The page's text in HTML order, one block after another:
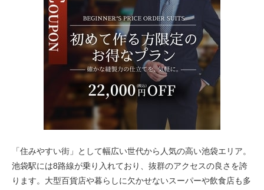
「住みやすい街」として幅広い世代から人気の高い池袋エリア。
池袋駅には8路線が乗り入れており、抜群のアクセスの良さを誇
ります。大型百貨店や暮らしに欠かせないスーパーや飲食店も多